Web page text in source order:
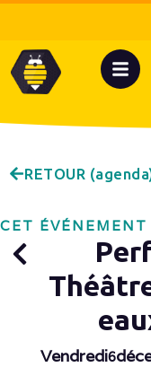
RETOUR
CET ÉVÉNEMENT
Vendredi6